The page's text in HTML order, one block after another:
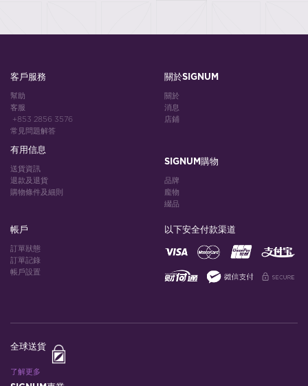
客戶服務
幫助
客服
+853 2856 3576
常見問題解答
有用信息
送貨資訊
退款及退貨
購物條件及細則
關於SIGNUM
關於
消息
店鋪
SIGNUM購物
品牌
龐物
綴品
帳戶
訂單狀態
訂單記錄
帳戶設置
以下安全付款渠道
全球送貨
了解更多